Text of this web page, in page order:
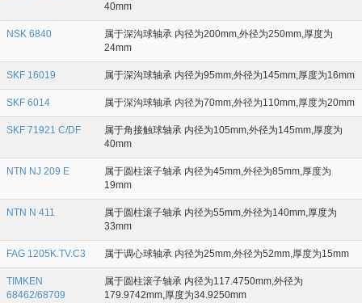
40mm
NSK 6840
属于深沟球轴承 内径为200mm,外径为250mm,厚度为
24mm
SKF 16019 属于深沟球轴承 内径为95mm,外径为145mm,厚度为16mm
SKF 6014 属于深沟球轴承 内径为70mm,外径为110mm,厚度为20mm
SKF 71921 C/DF
属于角接触球轴承 内径为105mm,外径为145mm,厚度为
40mm
NTN NJ 209 E
属于圆柱滚子轴承 内径为45mm,外径为85mm,厚度为
19mm
NTN N 411
属于圆柱滚子轴承 内径为55mm,外径为140mm,厚度为
33mm
FAG 1205K.TV.C3 属于调心球轴承 内径为25mm,外径为52mm,厚度为15mm
TIMKEN
68462/68709
属于圆柱滚子轴承 内径为117.4750mm,外径为
179.9742mm,厚度为34.9250mm